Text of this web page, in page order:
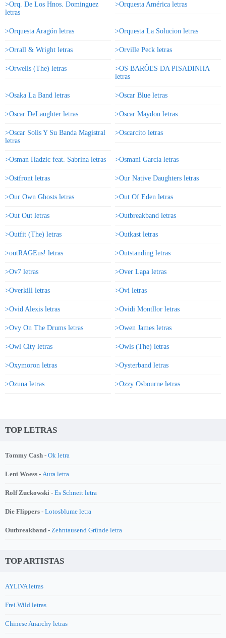
>Orq. De Los Hnos. Dominguez
letras
>Orquesta América letras
>Orquesta Aragón letras >Orquesta La Solucion letras
>Orrall & Wright letras >Orville Peck letras
>Orwells (The) letras
>OS BARÕES DA PISADINHA
letras
>Osaka La Band letras >Oscar Blue letras
>Oscar DeLaughter letras >Oscar Maydon letras
>Oscar Solis Y Su Banda Magistral
letras
>Oscarcito letras
>Osman Hadzic feat. Sabrina letras >Osmani Garcia letras
>Ostfront letras >Our Native Daughters letras
>Our Own Ghosts letras >Out Of Eden letras
>Out Out letras >Outbreakband letras
>Outfit (The) letras >Outkast letras
>outRAGEus! letras >Outstanding letras
>Ov7 letras >Over Lapa letras
>Overkill letras >Ovi letras
>Ovid Alexis letras >Ovidi Montllor letras
>Ovy On The Drums letras >Owen James letras
>Owl City letras >Owls (The) letras
>Oxymoron letras >Oysterband letras
>Ozuna letras >Ozzy Osbourne letras
TOP LETRAS
Tommy Cash - Ok letra
Leni Woess - Aura letra
Rolf Zuckowski - Es Schneit letra
Die Flippers - Lotosblume letra
Outbreakband - Zehntausend Gründe letra
TOP ARTISTAS
AYLIVA letras
Frei.Wild letras
Chinese Anarchy letras